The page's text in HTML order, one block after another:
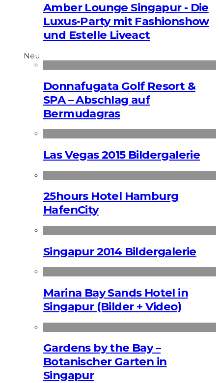
Amber Lounge Singapur - Die
Luxus-Party mit Fashionshow
und Estelle Liveact
Neu
Donnafugata Golf Resort &
SPA – Abschlag auf
Bermudagras
Las Vegas 2015 Bildergalerie
25hours Hotel Hamburg
HafenCity
Singapur 2014 Bildergalerie
Marina Bay Sands Hotel in
Singapur (Bilder + Video)
Gardens by the Bay –
Botanischer Garten in
Singapur